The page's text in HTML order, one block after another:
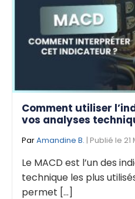
Comment utiliser
vos analyses
ParAmandine B. | Publié le 21
Le MACD est l’un des
technique les plus
permet [...]